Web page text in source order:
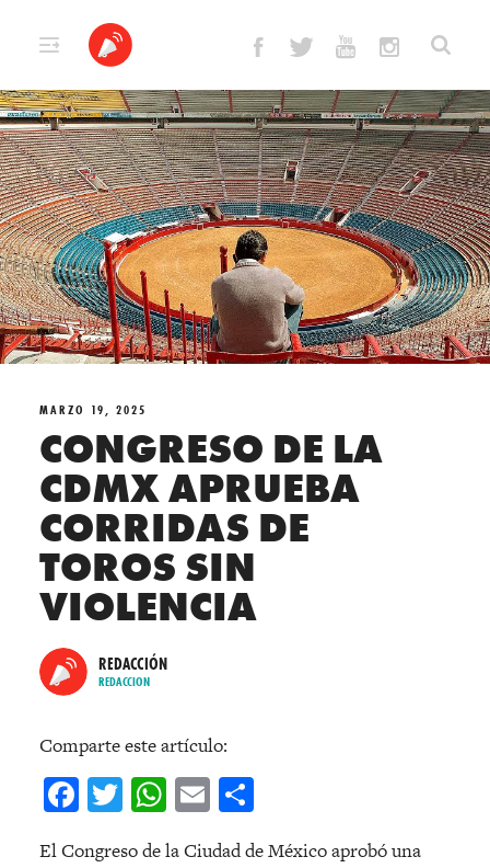
MARZO 19, 2025
CONGRESO DE LA
CDMX APRUEBA
CORRIDAS DE
TOROS SIN
VIOLENCIA
REDACCIÓN
REDACCION
Comparte este artículo:
Facebook
Twitter
WhatsApp
Email
El Congreso de la Ciudad de México aprobó una